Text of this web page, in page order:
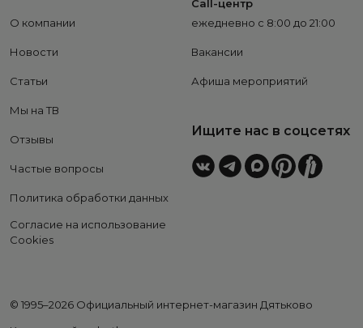
О компании
Новости
Статьи
Мы на ТВ
Отзывы
Частые вопросы
Политика обработки данных
Согласие на использование
Cookies
Call-центр
ежедневно с 8:00 до 21:00
Вакансии
Афиша мероприятий
Ищите нас в соцсетях
© 1995–2026 Официальный интернет-магазин Дятьково